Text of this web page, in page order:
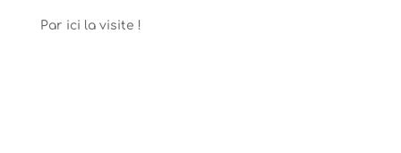
Par ici la visite !